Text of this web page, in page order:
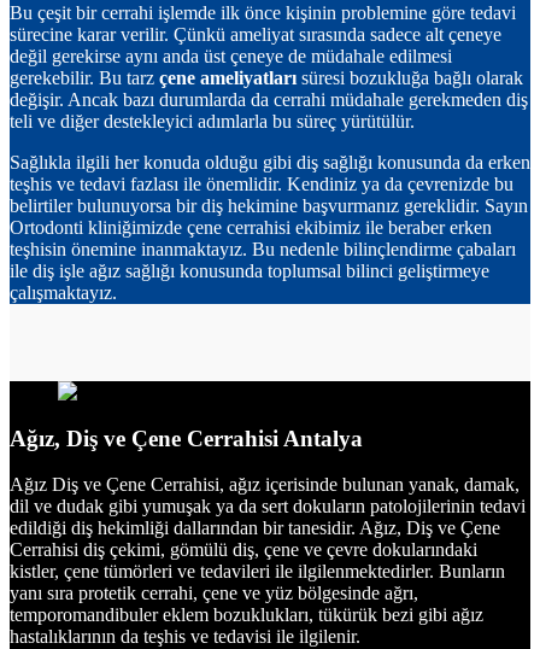
Bu çeşit bir cerrahi işlemde ilk önce kişinin problemine göre tedavi
sürecine karar verilir. Çünkü ameliyat sırasında sadece alt çeneye
değil gerekirse aynı anda üst çeneye de müdahale edilmesi
gerekebilir. Bu tarz çene ameliyatları süresi bozukluğa bağlı olarak
değişir. Ancak bazı durumlarda da cerrahi müdahale gerekmeden diş
teli ve diğer destekleyici adımlarla bu süreç yürütülür.
Sağlıkla ilgili her konuda olduğu gibi diş sağlığı konusunda da erken
teşhis ve tedavi fazlası ile önemlidir. Kendiniz ya da çevrenizde bu
belirtiler bulunuyorsa bir diş hekimine başvurmanız gereklidir. Sayın
Ortodonti kliniğimizde çene cerrahisi ekibimiz ile beraber erken
teşhisin önemine inanmaktayız. Bu nedenle bilinçlendirme çabaları
ile diş işle ağız sağlığı konusunda toplumsal bilinci geliştirmeye
çalışmaktayız.
Ağız, Diş ve Çene Cerrahisi Antalya
Ağız Diş ve Çene Cerrahisi, ağız içerisinde bulunan yanak, damak,
dil ve dudak gibi yumuşak ya da sert dokuların patolojilerinin tedavi
edildiği diş hekimliği dallarından bir tanesidir. Ağız, Diş ve Çene
Cerrahisi diş çekimi, gömülü diş, çene ve çevre dokularındaki
kistler, çene tümörleri ve tedavileri ile ilgilenmektedirler. Bunların
yanı sıra protetik cerrahi, çene ve yüz bölgesinde ağrı,
temporomandibuler eklem bozuklukları, tükürük bezi gibi ağız
hastalıklarının da teşhis ve tedavisi ile ilgilenir.